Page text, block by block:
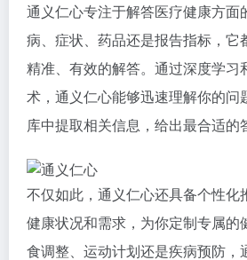
通义仁心专注于解答医疗健康方面
病、症状、药品还是报告指标，它
精准、有效的解答。通过深度学习
术，通义仁心能够迅速理解你的问
库中提取相关信息，给出最合适的
不仅如此，通义仁心还具备个性化
健康状况和需求，为你定制专属的
食调整、运动计划还是疾病预防，